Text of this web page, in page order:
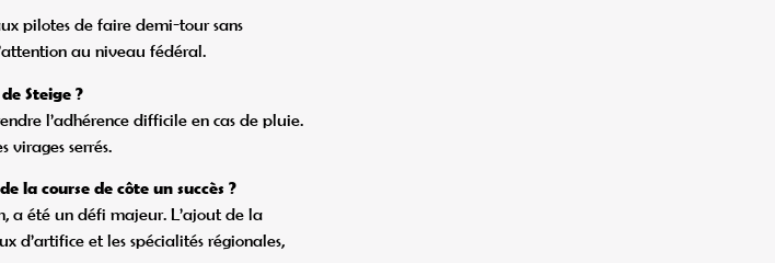
pilotes de faire demi-tour sans
au niveau fédéral.
Steige ?
l’adhérence difficile en cas de pluie.
virages serrés.
la course de côte un succès ?
a été un défi majeur. L’ajout de la
d’artifice et les spécialités régionales,